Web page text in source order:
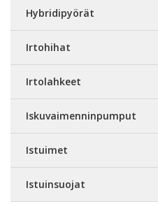
Hybridipyörät
Irtohihat
Irtolahkeet
Iskuvaimenninpumput
Istuimet
Istuinsuojat